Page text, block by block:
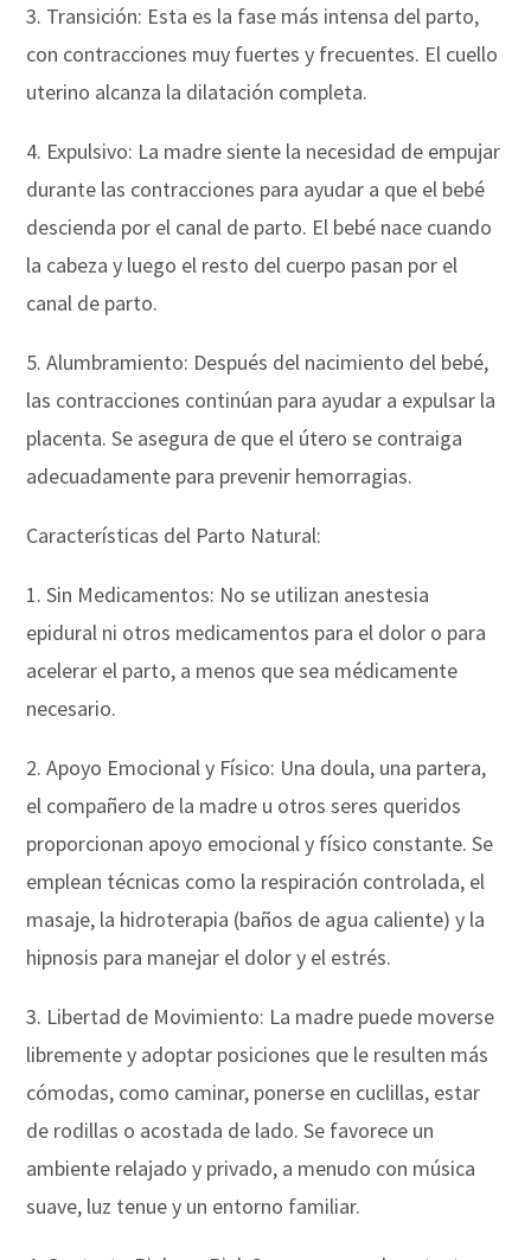
3. Transición: Esta es la fase más intensa del parto,
con contracciones muy fuertes y frecuentes. El cuello
uterino alcanza la dilatación completa.
4. Expulsivo: La madre siente la necesidad de empujar
durante las contracciones para ayudar a que el bebé
descienda por el canal de parto. El bebé nace cuando
la cabeza y luego el resto del cuerpo pasan por el
canal de parto.
5. Alumbramiento: Después del nacimiento del bebé,
las contracciones continúan para ayudar a expulsar la
placenta. Se asegura de que el útero se contraiga
adecuadamente para prevenir hemorragias.
Características del Parto Natural:
1. Sin Medicamentos: No se utilizan anestesia
epidural ni otros medicamentos para el dolor o para
acelerar el parto, a menos que sea médicamente
necesario.
2. Apoyo Emocional y Físico: Una doula, una partera,
el compañero de la madre u otros seres queridos
proporcionan apoyo emocional y físico constante. Se
emplean técnicas como la respiración controlada, el
masaje, la hidroterapia (baños de agua caliente) y la
hipnosis para manejar el dolor y el estrés.
3. Libertad de Movimiento: La madre puede moverse
libremente y adoptar posiciones que le resulten más
cómodas, como caminar, ponerse en cuclillas, estar
de rodillas o acostada de lado. Se favorece un
ambiente relajado y privado, a menudo con música
suave, luz tenue y un entorno familiar.